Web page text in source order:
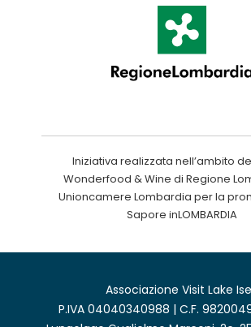
Iniziativa realizzata nell’ambito
Wonderfood & Wine di Regione
Unioncamere Lombardia per la
Sapore inLOMBARDIA
Associazione Visit Lake
P.IVA 04040340988 | C.F.